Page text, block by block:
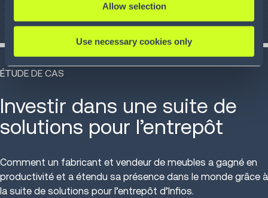
Allow selection
Use necessary cookies only
ÉTUDE DE CAS
Investir dans une suite de
solutions pour l’entrepôt
Comment un fabricant et vendeur de meubles a gagné en
productivité et a étendu sa présence dans le monde grâce à
la suite de solutions pour l’entrepôt d’Infios.